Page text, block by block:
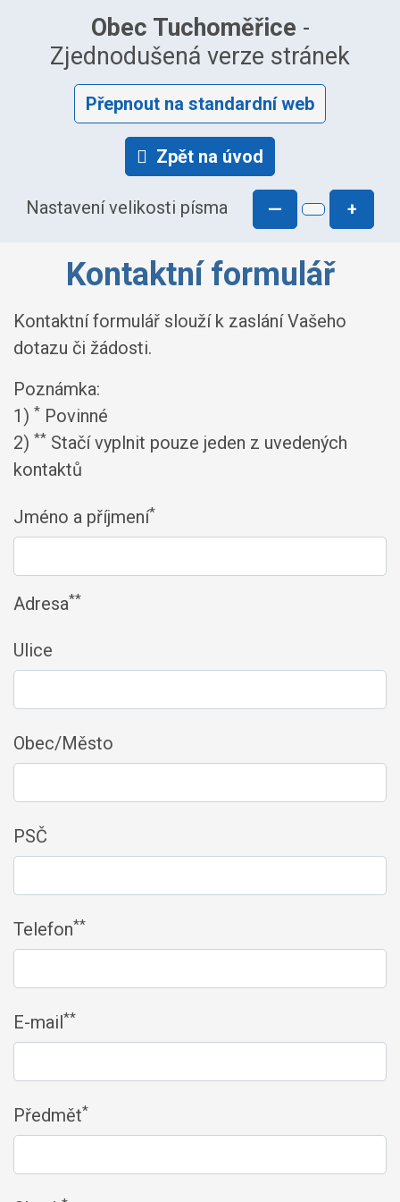
Obec Tuchoměřice -
Zjednodušená verze stránek
Přepnout na standardní web
Zpět na úvod
Nastavení velikosti písma — +
Kontaktní formulář
Kontaktní formulář slouží k zaslání Vašeho
dotazu či žádosti.
Poznámka:
1) * Povinné
2) ** Stačí vyplnit pouze jeden z uvedených
kontaktů
Jméno a příjmení*
Adresa**
Ulice
Obec/Město
PSČ
Telefon**
E-mail**
Předmět*